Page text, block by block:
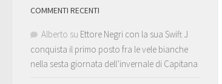
COMMENTI RECENTI
Alberto su Ettore Negri con la sua Swift J
conquista il primo posto fra le vele bianche
nella sesta giornata dell’invernale di Capitana